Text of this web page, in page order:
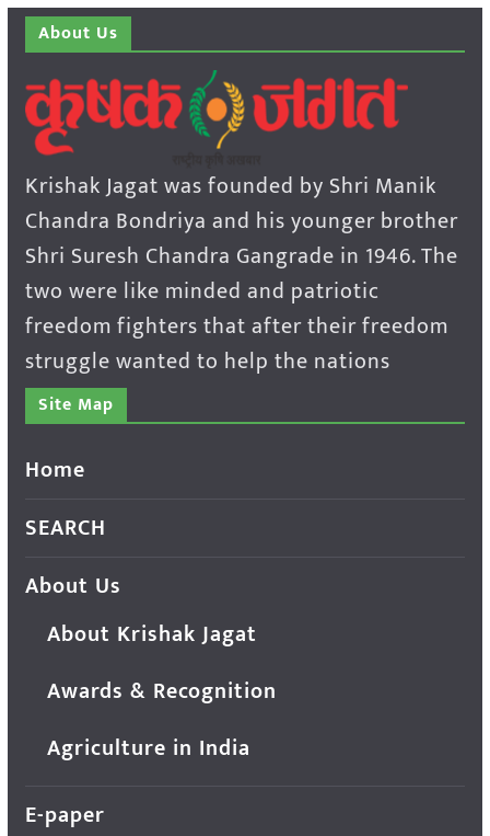
About Us
Krishak Jagat was founded by Shri Manik
Chandra Bondriya and his younger brother
Shri Suresh Chandra Gangrade in 1946. The
two were like minded and patriotic
freedom fighters that after their freedom
struggle wanted to help the nations
Site Map
Home
SEARCH
About Us
About Krishak Jagat
Awards & Recognition
Agriculture in India
E-paper